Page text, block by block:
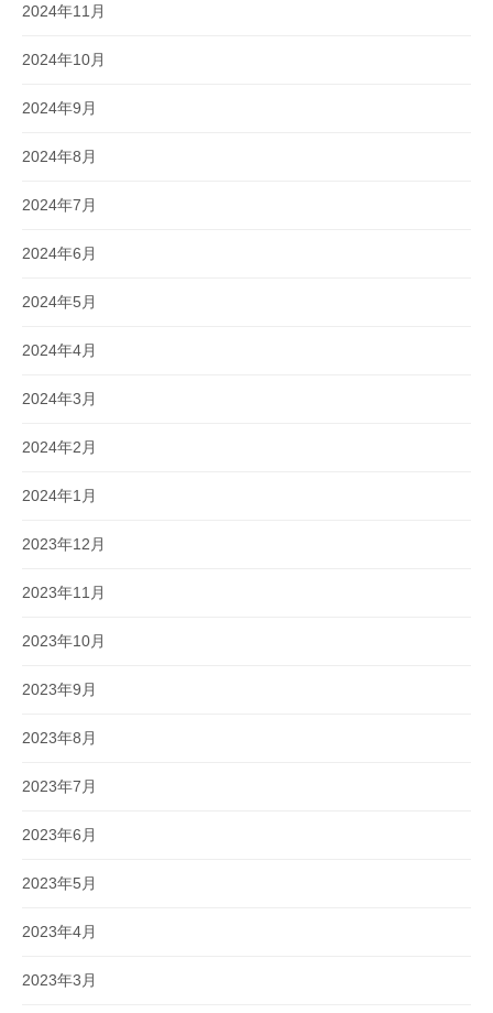
2024年11月
2024年10月
2024年9月
2024年8月
2024年7月
2024年6月
2024年5月
2024年4月
2024年3月
2024年2月
2024年1月
2023年12月
2023年11月
2023年10月
2023年9月
2023年8月
2023年7月
2023年6月
2023年5月
2023年4月
2023年3月